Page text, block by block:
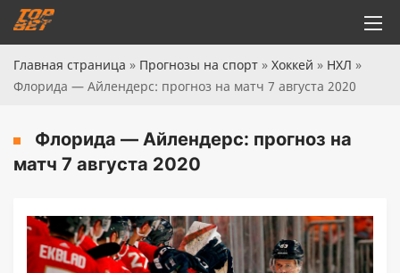
Главная страница » Прогнозы на спорт » Хоккей » НХЛ »
Флорида — Айлендерс: прогноз на матч 7 августа 2020
Флорида — Айлендерс: прогноз на
матч 7 августа 2020